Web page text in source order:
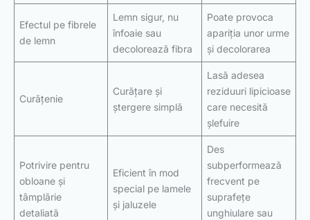
Efectul pe fibrele
de lemn
Lemn sigur, nu
înfoaie sau
decolorează fibra
Poate provoca
apariția unor urme
și decolorarea
Curățenie
Curățare și
ștergere simplă
Lasă adesea
reziduuri lipicioase
care necesită
șlefuire
Potrivire pentru
obloane și
tâmplărie
detaliată
Eficient în mod
special pe lamele
și jaluzele
Des
subperformează
frecvent pe
suprafețe
unghiulare sau